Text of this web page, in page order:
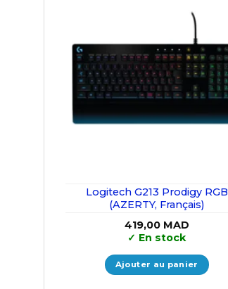
Logitech G213 Prodigy RGB
(AZERTY, Français)
419,00 MAD
✓ En stock
Ajouter au panier